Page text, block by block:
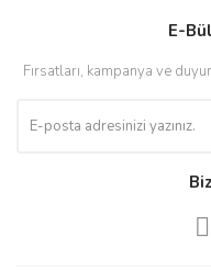
E-
Fırsatları, kampanya ve